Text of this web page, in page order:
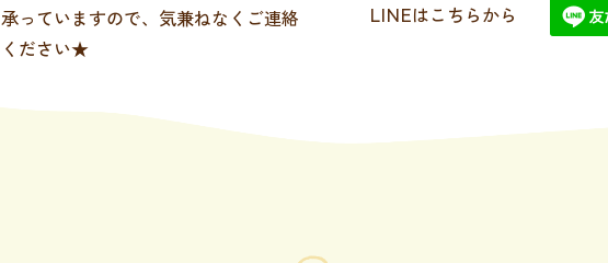
承っていますので、気兼ねなくご連絡
ください★
LINEはこちらから